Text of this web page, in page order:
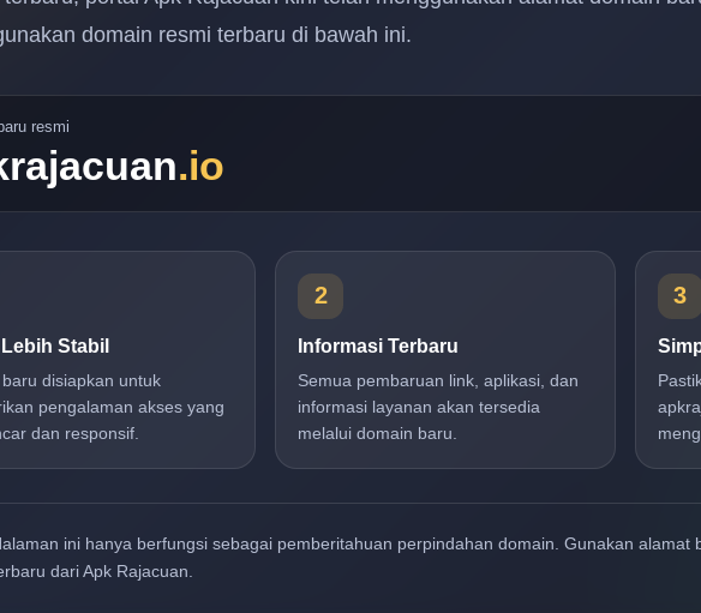
domain resmi terbaru di bawah ini.
resmi
.io
Stabil
disiapkan untuk
pengalaman akses yang
dan responsif.
2
Informasi Terbaru
Semua pembaruan link, aplikasi, dan
informasi layanan akan tersedia
melalui domain baru.
3
ini hanya berfungsi sebagai pemberitahuan perpindahan domain. Gunakan alamat
dari Apk Rajacuan.